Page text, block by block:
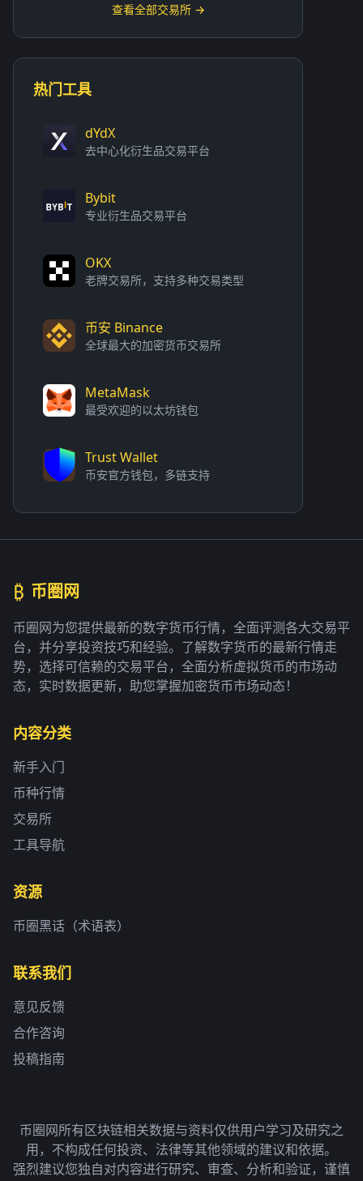
查看全部交易所 →
热门工具
dYdX
去中心化衍生品交易平台
Bybit
专业衍生品交易平台
OKX
老牌交易所，支持多种交易类型
币安 Binance
全球最大的加密货币交易所
MetaMask
最受欢迎的以太坊钱包
Trust Wallet
币安官方钱包，多链支持
₿ 币圈网
币圈网为您提供最新的数字货币行情，全面评测各大交易平
台，并分享投资技巧和经验。了解数字货币的最新行情走
势，选择可信赖的交易平台，全面分析虚拟货币的市场动
态，实时数据更新，助您掌握加密货币市场动态！
内容分类
新手入门
币种行情
交易所
工具导航
资源
币圈黑话（术语表）
联系我们
意见反馈
合作咨询
投稿指南
币圈网所有区块链相关数据与资料仅供用户学习及研究之
用，不构成任何投资、法律等其他领域的建议和依据。
强烈建议您独自对内容进行研究、审查、分析和验证，谨慎